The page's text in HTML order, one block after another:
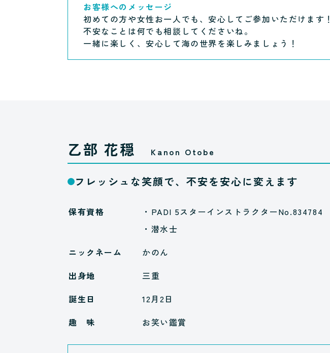
お客様へのメッセージ
初めての方や女性お一人でも、安心してご参加いただけます！
不安なことは何でも相談してくださいね。
一緒に楽しく、安心して海の世界を楽しみましょう！
乙部 花穏 Kanon Otobe
フレッシュな笑顔で、不安を安心に変えます
保有資格
・PADI 5スターインストラクターNo.834784
・潜水士
ニックネーム
かのん
出身地
三重
誕生日
12月2日
趣 味
お笑い鑑賞